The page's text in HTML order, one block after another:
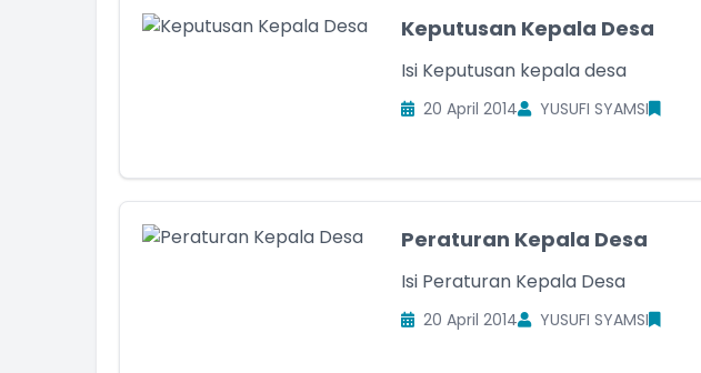
Keputusan Kepala Desa
Isi Keputusan kepala desa
20 April 2014 YUSUFI SYAMSI
Peraturan Kepala Desa
Isi Peraturan Kepala Desa
20 April 2014 YUSUFI SYAMSI